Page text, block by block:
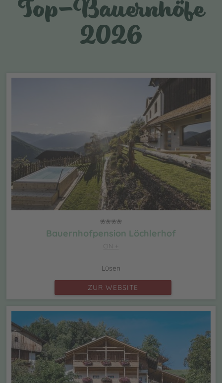
2026
Bauernhofpension Löchlerhof
CIN +
Lüsen
ZUR WEBSITE